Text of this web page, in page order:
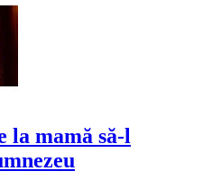
la mamă să-l